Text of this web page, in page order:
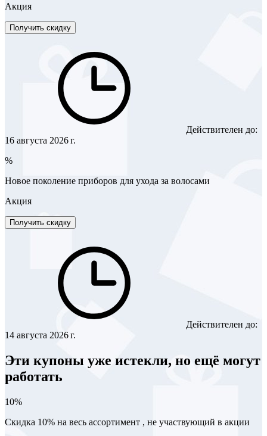
Акция
Получить скидку
Действителен до:
16 августа 2026 г.
%
Новое поколение приборов для ухода за волосами
Акция
Получить скидку
Действителен до:
14 августа 2026 г.
Эти купоны уже истекли, но ещё могут
работать
10%
Скидка 10% на весь ассортимент , не участвующий в акции